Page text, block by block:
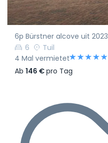
6p Bürstner alcove uit 2023
6
Tuil
4 Mal vermietet
Ab 146 €pro Tag